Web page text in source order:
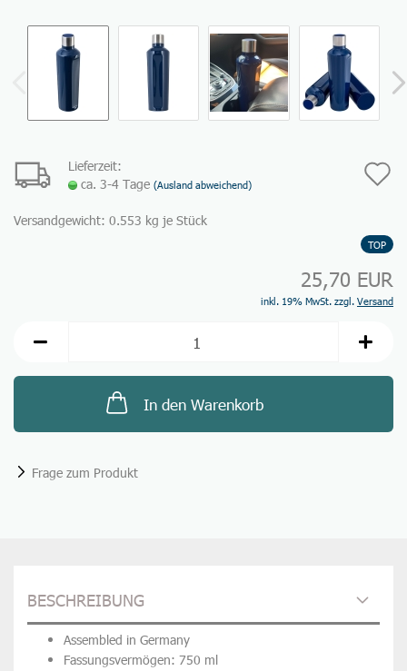
Lieferzeit:
ca. 3-4 Tage (Ausland abweichend)
Versandgewicht: 0.553 kg je Stück
TOP
25,70 EUR
inkl. 19% MwSt. zzgl. Versand
In den Warenkorb
Frage zum Produkt
BESCHREIBUNG
Assembled in Germany
Fassungsvermögen: 750 ml